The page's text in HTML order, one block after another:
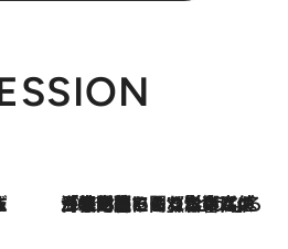
2026.8.3
「住宅建てられない…」「サーチャージ料の高値が続いている」ホルムズ海峡封鎖による影響はいつまで続く？《エネルギー専門家に聞く“どうなる日本の暮らし”》